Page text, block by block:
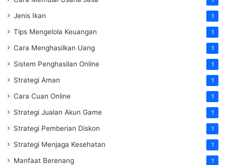
Jenis Ikan 1
Tips Mengelola Keuangan 1
Cara Menghasilkan Uang 1
Sistem Penghasilan Online 1
Strategi Aman 1
Cara Cuan Online 1
Strategi Jualan Akun Game 1
Strategi Pemberian Diskon 1
Strategi Menjaga Kesehatan 1
Manfaat Berenang 1